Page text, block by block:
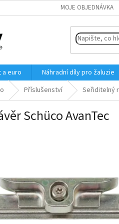
MOJE OBJEDNÁVKA
a euro Náhradní díly pro žaluzie
Příslušenství Seřiditelný
Schüco AvanTec